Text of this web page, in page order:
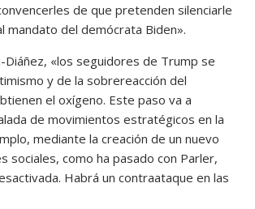
de que pretenden silenciarle
mandato del demócrata Biden».
Diáñez, «los seguidores de Trump se
y de la sobrereacción del
el oxígeno. Este paso va a
de movimientos estratégicos en la
mediante la creación de un nuevo
sociales, como ha pasado con Parler,
Habrá un contraataque en las